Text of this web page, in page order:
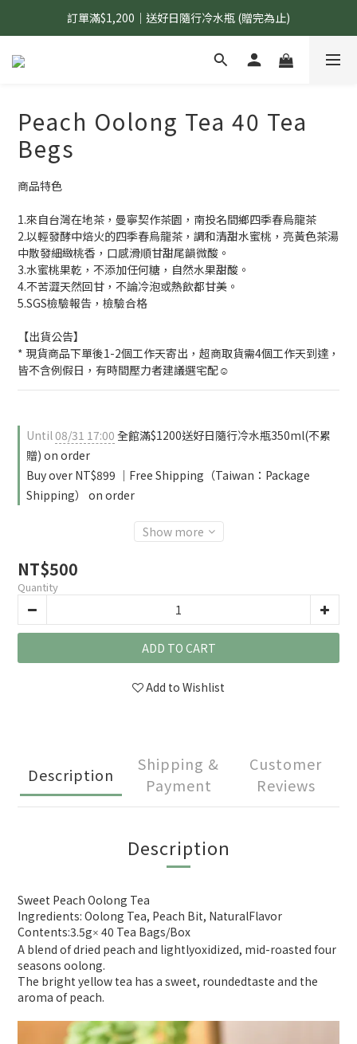
國內$899免運｜加LINE好友領70元優惠券
訂單滿$1,200｜送好日隨行冷水瓶 (贈完為止)
國內$899免運｜加LINE好友領70元優惠券
Peach Oolong Tea 40 Tea
Begs
商品特色
1.來自台灣在地茶，曼寧契作茶園，南投名間鄉四季春烏龍茶
2.以輕發酵中焙火的四季春烏龍茶，調和清甜水蜜桃，亮黃色茶湯
中散發細緻桃香，口感滑順甘甜尾韻微酸。
3.水蜜桃果乾，不添加任何糖，自然水果甜酸。
4.不苦澀天然回甘，不論冷泡或熱飲都甘美。
5.SGS檢驗報告，檢驗合格
【出貨公告】
* 現貨商品下單後1-2個工作天寄出，超商取貨需4個工作天到達，
皆不含例假日，有時間壓力者建議選宅配☺️
Until08/31 17:00 全館滿$1200送好日隨行冷水瓶350ml(不累
贈) on order
Buy over NT$899 ｜Free Shipping（Taiwan：Package
Shipping） on order
Show more
NT$500
Quantity
ADD TO CART
Add to Wishlist
Description
Shipping &
Payment
Customer
Reviews
Description
Sweet Peach Oolong Tea
Ingredients: Oolong Tea, Peach Bit, NaturalFlavor
Contents:3.5g× 40 Tea Bags/Box
A blend of dried peach and lightlyoxidized, mid-roasted four
seasons oolong.
The bright yellow tea has a sweet, roundedtaste and the
aroma of peach.